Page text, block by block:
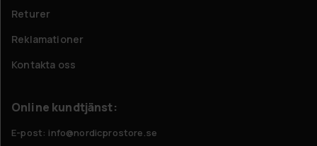
Returer
Reklamationer
Kontakta oss
Online kundtjänst:
E-post: info@nordicprostore.se